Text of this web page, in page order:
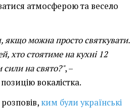
атмосферою та весело
якщо можна просто святкувати.
хто стоятиме на кухні 12
сили на свято?", –
вокалістка.
ким були українські